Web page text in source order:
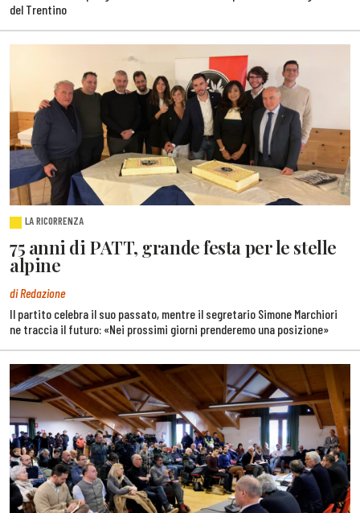
del Trentino
LA RICORRENZA
75 anni di PATT, grande festa per le stelle
alpine
di Redazione
Il partito celebra il suo passato, mentre il segretario Simone Marchiori
ne traccia il futuro: «Nei prossimi giorni prenderemo una posizione»